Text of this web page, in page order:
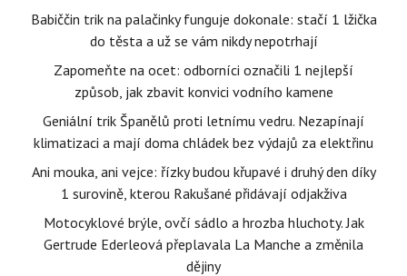
Babiččin trik na palačinky funguje dokonale: stačí 1 lžička
do těsta a už se vám nikdy nepotrhají
Zapomeňte na ocet: odborníci označili 1 nejlepší
způsob, jak zbavit konvici vodního kamene
Geniální trik Španělů proti letnímu vedru. Nezapínají
klimatizaci a mají doma chládek bez výdajů za elektřinu
Ani mouka, ani vejce: řízky budou křupavé i druhý den díky
1 surovině, kterou Rakušané přidávají odjakživa
Motocyklové brýle, ovčí sádlo a hrozba hluchoty. Jak
Gertrude Ederleová přeplavala La Manche a změnila
dějiny